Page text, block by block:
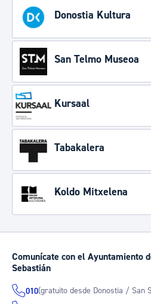
Donostia Kultura
San Telmo Museoa
Kursaal
Tabakalera
Koldo Mitxelena
Comunícate con el Ayuntamiento
Sebastián
010(gratuito desde Donostia / San